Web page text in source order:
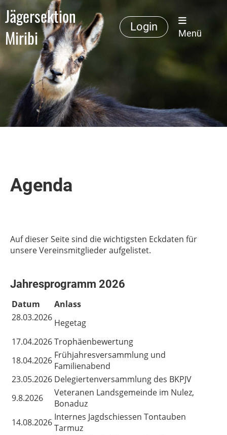
Jägersektion
Miribi
Login
Menü
Agenda
Auf dieser Seite sind die wichtigsten Eckdaten für
unsere Vereinsmitglieder aufgelistet.
Jahresprogramm 2026
Datum
Anlass
28.03.2026 Hegetag
17.04.2026Trophäenbewertung
18.04.2026 Frühjahresversammlung und
Familienabend
23.05.2026 Delegiertenversammlung des BKPJV
9.8.2026
Veteranen Landsgemeinde im Nulez,
Bonaduz
14.08.2026 Internes Jagdschiessen Tontauben
Tarmuz